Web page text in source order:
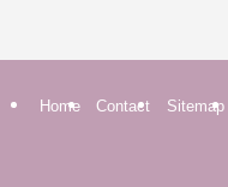
Home Contact Sitemap